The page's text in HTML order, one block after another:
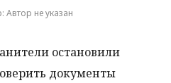
Автор не указан
остановили
документы